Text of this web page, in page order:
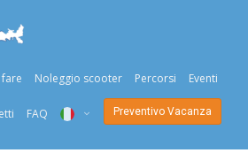
fare Noleggio scooter Percorsi Eventi
FAQ Preventivo Vacanza